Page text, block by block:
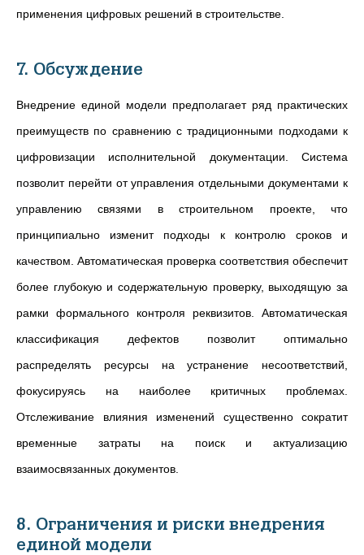
применения цифровых решений в строительстве.
7. Обсуждение
Внедрение единой модели предполагает ряд практических
преимуществ по сравнению с традиционными подходами к
цифровизации исполнительной документации. Система
позволит перейти от управления отдельными документами к
управлению связями в строительном проекте, что
принципиально изменит подходы к контролю сроков и
качеством. Автоматическая проверка соответствия обеспечит
более глубокую и содержательную проверку, выходящую за
рамки формального контроля реквизитов. Автоматическая
классификация дефектов позволит оптимально
распределять ресурсы на устранение несоответствий,
фокусируясь на наиболее критичных проблемах.
Отслеживание влияния изменений существенно сократит
временные затраты на поиск и актуализацию
взаимосвязанных документов.
8. Ограничения и риски внедрения
единой модели